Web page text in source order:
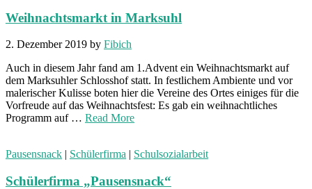
Weihnachtsmarkt in Marksuhl
2. Dezember 2019 by Fibich
Auch in diesem Jahr fand am 1.Advent ein Weihnachtsmarkt auf
dem Marksuhler Schlosshof statt. In festlichem Ambiente und vor
malerischer Kulisse boten hier die Vereine des Ortes einiges für die
Vorfreude auf das Weihnachtsfest: Es gab ein weihnachtliches
Programm auf … Read More
Pausensnack | Schülerfirma | Schulsozialarbeit
Schülerfirma „Pausensnack“